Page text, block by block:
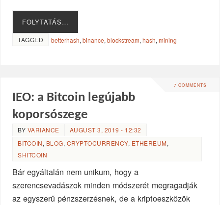
FOLYTATÁS…
TAGGED betterhash,binance,blockstream,hash,mining
7 COMMENTS
IEO: a Bitcoin legújabb
koporsószege
BY VARIANCE
AUGUST 3, 2019 - 12:32
BITCOIN, BLOG, CRYPTOCURRENCY, ETHEREUM,
SHITCOIN
Bár egyáltalán nem unikum, hogy a
szerencsevadászok minden módszerét megragadják
az egyszerű pénzszerzésnek, de a kriptoeszközök